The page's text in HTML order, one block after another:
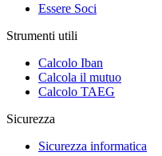
Essere Soci
Strumenti utili
Calcolo Iban
Calcola il mutuo
Calcolo TAEG
Sicurezza
Sicurezza informatica